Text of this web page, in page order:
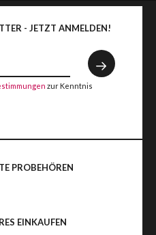
- JETZT ANMELDEN!
zur Kenntnis
PROBEHÖREN
EINKAUFEN